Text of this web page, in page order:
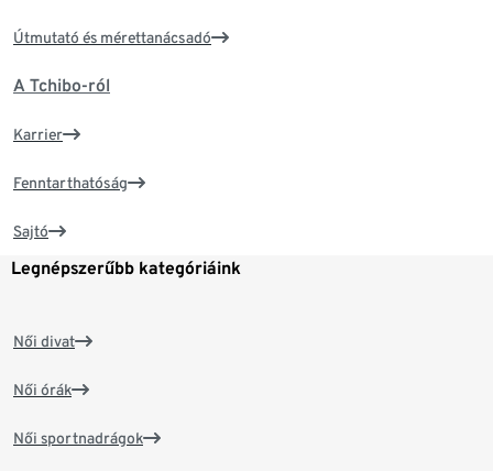
Útmutató és mérettanácsadó
A Tchibo-ról
Karrier
Fenntarthatóság
Sajtó
Legnépszerűbb kategóriáink
Női divat
Női órák
Női sportnadrágok